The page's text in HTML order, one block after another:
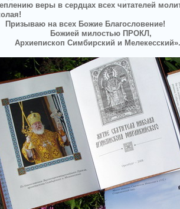
веры в сердцах всех читателей
Призываю на всех Божие Благословение!
Божией милостью ПРОКЛ,
Архиепископ Симбирский и Мелекесский».